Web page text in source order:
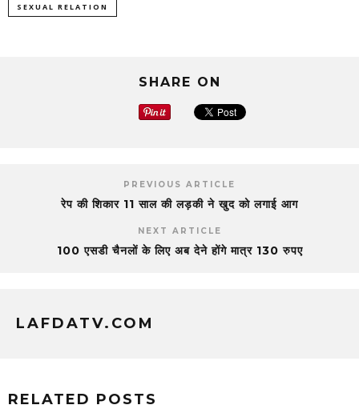
SEXUAL RELATION
SHARE ON
PREVIOUS ARTICLE
रेप की शिकार 11 साल की लड़की ने खुद को लगाई आग
NEXT ARTICLE
100 एसडी चैनलों के लिए अब देने होंगे मात्र 130 रुपए
LAFDATV.COM
RELATED POSTS